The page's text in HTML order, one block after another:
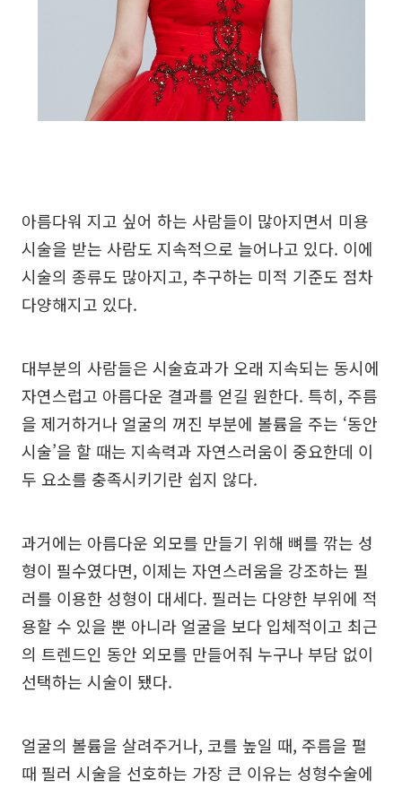
아름다워 지고 싶어 하는 사람들이 많아지면서 미용
시술을 받는 사람도 지속적으로 늘어나고 있다. 이에
시술의 종류도 많아지고, 추구하는 미적 기준도 점차
다양해지고 있다.
대부분의 사람들은 시술효과가 오래 지속되는 동시에
자연스럽고 아름다운 결과를 얻길 원한다. 특히, 주름
을 제거하거나 얼굴의 꺼진 부분에 볼륨을 주는 ‘동안
시술’을 할 때는 지속력과 자연스러움이 중요한데 이
두 요소를 충족시키기란 쉽지 않다.
과거에는 아름다운 외모를 만들기 위해 뼈를 깎는 성
형이 필수였다면, 이제는 자연스러움을 강조하는 필
러를 이용한 성형이 대세다. 필러는 다양한 부위에 적
용할 수 있을 뿐 아니라 얼굴을 보다 입체적이고 최근
의 트렌드인 동안 외모를 만들어줘 누구나 부담 없이
선택하는 시술이 됐다.
얼굴의 볼륨을 살려주거나, 코를 높일 때, 주름을 펼
때 필러 시술을 선호하는 가장 큰 이유는 성형수술에